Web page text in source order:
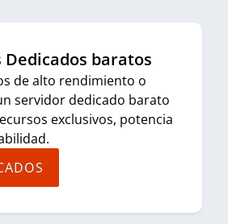
Dedicados baratos
de alto rendimiento o
servidor dedicado barato
exclusivos, potencia